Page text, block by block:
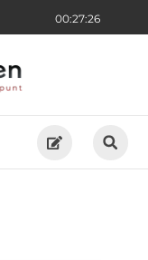
00:27:27